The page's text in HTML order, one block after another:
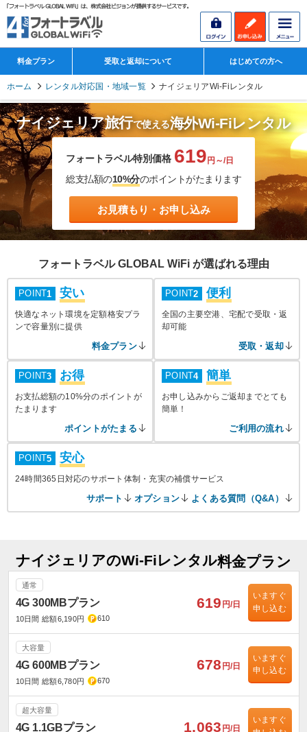
料金プラン 受取と返却について はじめての方へ
ホーム レンタル対応国・地域一覧 ナイジェリアWi-Fiレンタル
ナイジェリア旅行で使える海外Wi-Fiレンタル
フォートラベル特別価格 619円～/日
総支払額の10%分のポイントがたまります
お見積もり・お申し込み
フォートラベル GLOBAL WiFi が選ばれる理由
POINT1 安い
快適なネット環境を定額格安プラ
ンで容量別に提供
料金プラン
POINT2 便利
全国の主要空港、宅配で受取・返
却可能
受取・返却
POINT3 お得
お支払総額の10%分のポイントが
たまります
ポイントがたまる
POINT4 簡単
お申し込みからご返却までとても
簡単！
ご利用の流れ
POINT5 安心
24時間365日対応のサポート体制・充実の補償サービス
サポート オプション よくある質問（Q&A）
ナイジェリアのWi-Fiレンタル料金プラン
通常
4G 300MBプラン
10日間 総額6,190円 610
619 円/日
いますぐ
申し込む
大容量
4G 600MBプラン
10日間 総額6,780円 670
678 円/日
いますぐ
申し込む
超大容量
4G 1.1GBプラン 1,063 円/日
いますぐ